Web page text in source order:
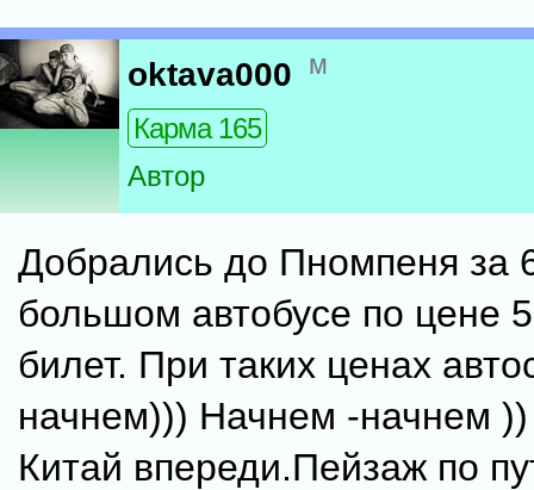
oktava000 м
Карма 165
Автор
Добрались до Пномпеня за
большом автобусе по цене
билет. При таких ценах
начнем))) Начнем -начнем
Китай впереди.Пейзаж по